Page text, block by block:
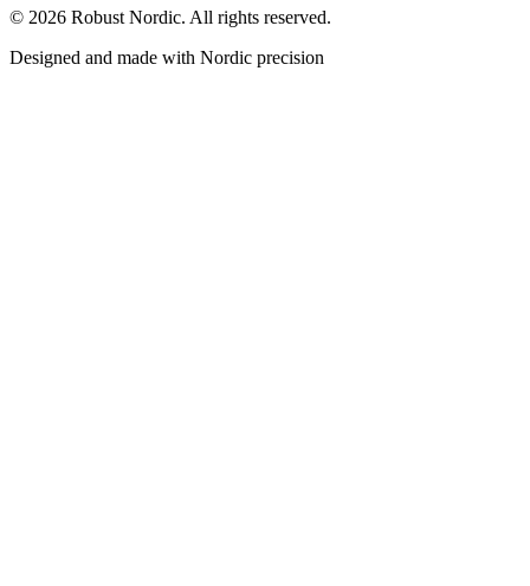
© 2026 Robust Nordic. All rights reserved.
Designed and made with Nordic precision